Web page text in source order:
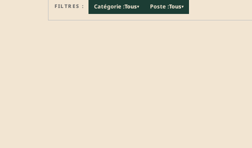
FILTRES : Catégorie :Tous▾ Poste :Tous▾